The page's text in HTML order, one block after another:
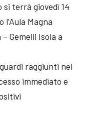
si terrà giovedì 14
l’Aula Magna
Gemelli Isola a
raggiunti nel
immediato e